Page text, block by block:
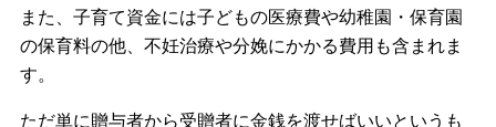
また、子育て資金には子どもの医療費や幼稚園・保育園
の保育料の他、不妊治療や分娩にかかる費用も含まれま
す。
ただ単に贈与者から受贈者に金銭を渡せばいいというも